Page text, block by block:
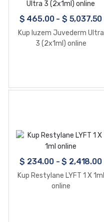
$ 465.00- $ 5,037.50
Kup luzem Juvederm Ultra
3 (2x1ml) online
$ 234.00-$ 2,418.00
Kup Restylane LYFT 1 X 1ml
online